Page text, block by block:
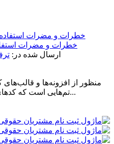
خطرات و مضرات
ارسال شده در:
منظور از افزونه‌ها و
تم‌هایی است که کدهای آن‌ها به صورت رمزگذاری شده...